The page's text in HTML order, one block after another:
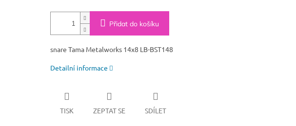
Přidat do košíku
snare Tama Metalworks 14x8 LB-BST148
Detailní informace
TISK ZEPTAT SE SDÍLET